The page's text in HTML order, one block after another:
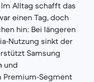
Im Alltag schafft das
einen Tag, doch
hin: Bei längeren
sinkt der
Samsung
und
Premium‑Segment